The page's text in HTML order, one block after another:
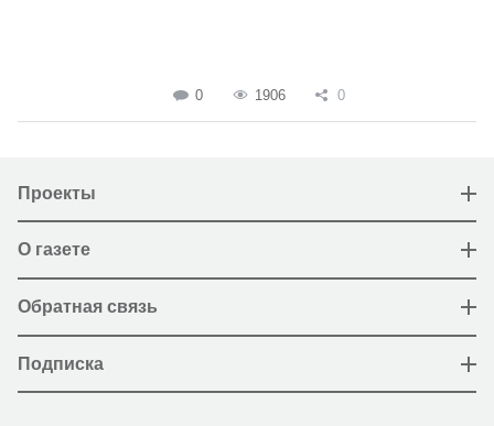
0 1906 0
Проекты
О газете
Обратная связь
Подписка